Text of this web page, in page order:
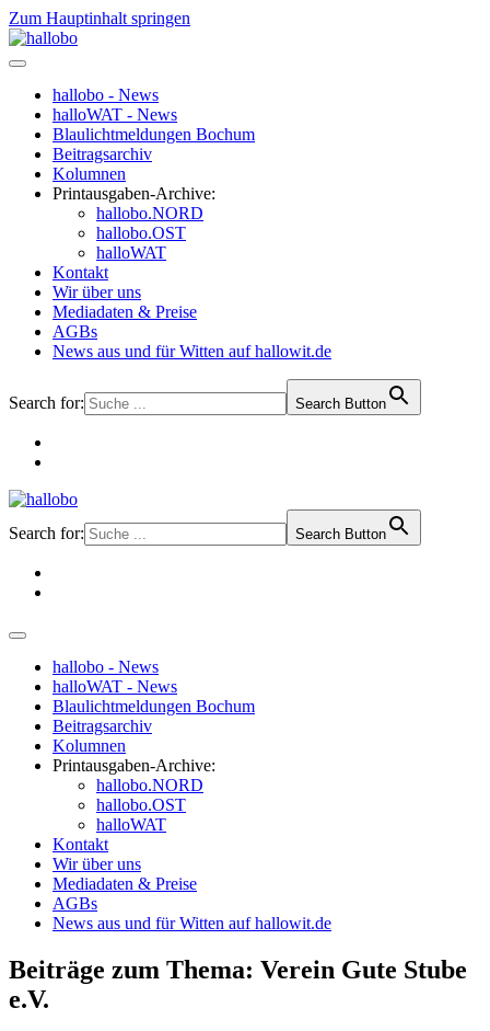
Zum Hauptinhalt springen
hallobo - News
halloWAT - News
Blaulichtmeldungen Bochum
Beitragsarchiv
Kolumnen
Printausgaben-Archive:
hallobo.NORD
hallobo.OST
halloWAT
Kontakt
Wir über uns
Mediadaten & Preise
AGBs
News aus und für Witten auf hallowit.de
Search for: Search Button
Search for: Search Button
hallobo - News
halloWAT - News
Blaulichtmeldungen Bochum
Beitragsarchiv
Kolumnen
Printausgaben-Archive:
hallobo.NORD
hallobo.OST
halloWAT
Kontakt
Wir über uns
Mediadaten & Preise
AGBs
News aus und für Witten auf hallowit.de
Beiträge zum Thema: Verein Gute Stube
e.V.